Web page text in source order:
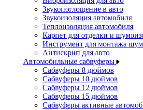
Звукопоглощение в авто
Звукоизоляция автомобиля
Теплоизоляция автомобиля
Карпет для отделки и
Инструмент для монтажа
Антискрип для авто
Автомобильные сабвуферы
Сабвуферы 8 дюймов
Сабвуферы 10 дюймов
Сабвуферы 12 дюймов
Сабвуферы 15 дюймов
Сабвуферы активные